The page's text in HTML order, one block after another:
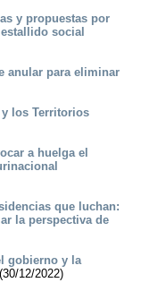
y propuestas por
social
anular para eliminar
los Territorios
a huelga el
que luchan:
la perspectiva de
gobierno y la
(30/12/2022)